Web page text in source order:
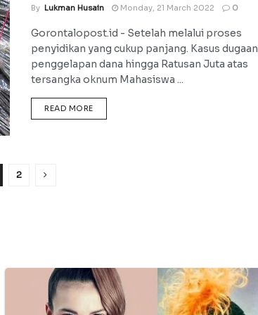
By Lukman Husain Monday, 21 March 2022 0
Gorontalopost.id - Setelah melalui proses
penyidikan yang cukup panjang. Kasus dugaan
penggelapan dana hingga Ratusan Juta atas
tersangka oknum Mahasiswa ...
READ MOREDETAILS
2